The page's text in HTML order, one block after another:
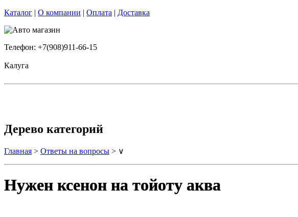
Каталог | О компании | Оплата | Доставка
Телефон: +7(908)911-66-15
Калуга
Дерево категорий
Главная > Ответы на вопросы > ∨
Нужен ксенон на тойоту аква